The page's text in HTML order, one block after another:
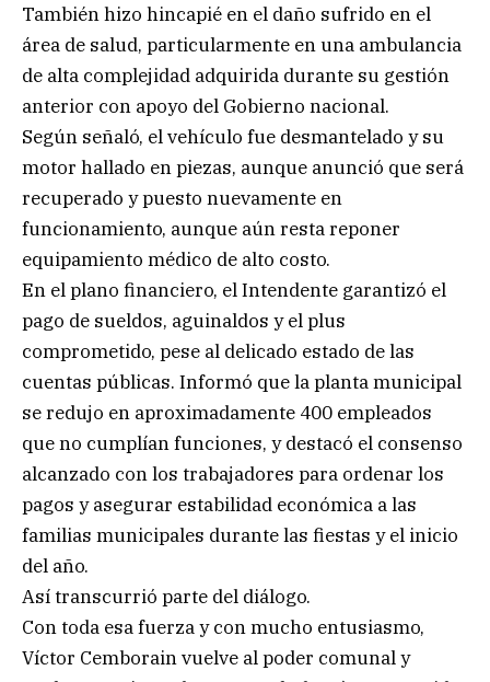
También hizo hincapié en el daño sufrido en el
área de salud, particularmente en una ambulancia
de alta complejidad adquirida durante su gestión
anterior con apoyo del Gobierno nacional.
Según señaló, el vehículo fue desmantelado y su
motor hallado en piezas, aunque anunció que será
recuperado y puesto nuevamente en
funcionamiento, aunque aún resta reponer
equipamiento médico de alto costo.
En el plano financiero, el Intendente garantizó el
pago de sueldos, aguinaldos y el plus
comprometido, pese al delicado estado de las
cuentas públicas. Informó que la planta municipal
se redujo en aproximadamente 400 empleados
que no cumplían funciones, y destacó el consenso
alcanzado con los trabajadores para ordenar los
pagos y asegurar estabilidad económica a las
familias municipales durante las fiestas y el inicio
del año.
Así transcurrió parte del diálogo.
Con toda esa fuerza y con mucho entusiasmo,
Víctor Cemborain vuelve al poder comunal y